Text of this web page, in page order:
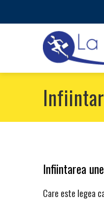
Infiintarea
Care este legea